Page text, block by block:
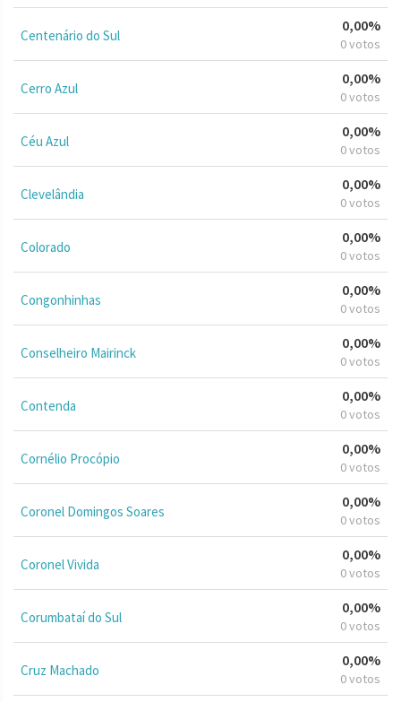
Centenário do Sul
0,00%
0 votos
Cerro Azul
0,00%
0 votos
Céu Azul
0,00%
0 votos
Clevelândia
0,00%
0 votos
Colorado
0,00%
0 votos
Congonhinhas
0,00%
0 votos
Conselheiro Mairinck
0,00%
0 votos
Contenda
0,00%
0 votos
Cornélio Procópio
0,00%
0 votos
Coronel Domingos Soares
0,00%
0 votos
Coronel Vivida
0,00%
0 votos
Corumbataí do Sul
0,00%
0 votos
Cruz Machado
0,00%
0 votos